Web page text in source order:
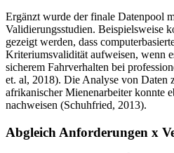
Ergänzt wurde der finale Datenpool
Validierungsstudien. Beispielsweise
gezeigt werden, dass
Kriteriumsvalidität aufweisen, wenn
sicherem Fahrverhalten bei
et. al, 2018). Die Analyse von Daten
afrikanischer Mienenarbeiter konnte
nachweisen (Schuhfried, 2013).
Abgleich Anforderungen x